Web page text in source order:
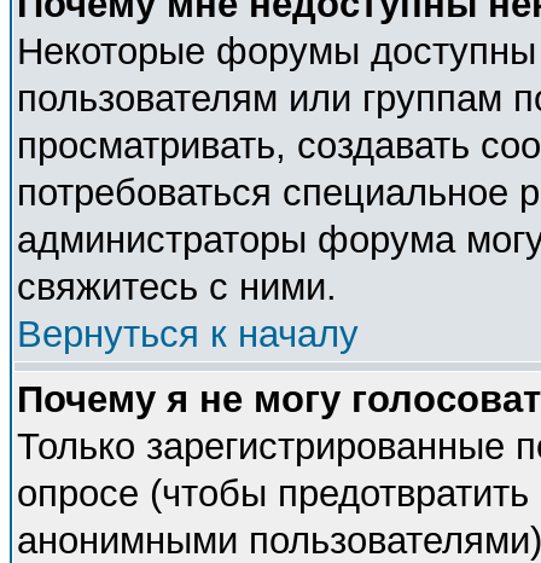
Некоторые форумы
пользователям или группам
просматривать, создавать
потребоваться
администраторы форума
свяжитесь с ними.
Вернуться к началу
Почему я не могу
Только зарегистрированные
опросе (чтобы предотвратить
анонимными